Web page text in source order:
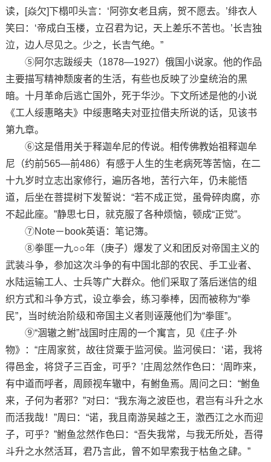
读，[焱欠]下榻叩头言：‘阿弥女老且病，贺不愿去。’绯衣人
笑曰：‘帝成白玉楼，立召君为记，天上差乐不苦也。’长吉独
泣，边人尽见之。少之，长吉气绝。”
⑤阿尔志跋绥夫（1878—1927）俄国小说家。他的作品
主要描写精神颓废者的生活，有些也反映了沙皇统治的黑
暗。十月革命后逃亡国外，死于华沙。下文所述是他的小说
《工人绥惠略夫》中绥惠略夫对亚拉借夫所说的话，见该书
第九章。
⑥这是借用关于释迦牟尼的传说。相传佛教始祖释迦牟
尼（约前565—前486）有感于人生的生老病死等苦恼，在二
十九岁时立志出家修行，遍历各地，苦行六年，仍未能悟
道，后坐在菩提树下发誓说：“若不成正觉，虽骨碎肉腐，亦
不起此座。”静思七日，就克服了各种烦恼，顿成“正觉”。
⑦Note－book英语：笔记簿。
⑧拳匪一九○○年（庚子）爆发了义和团反对帝国主义的
武装斗争，参加这次斗争的有中国北部的农民、手工业者、
水陆运输工人、士兵等广大群众。他们采取了落后迷信的组
织方式和斗争方式，设立拳会，练习拳棒，因而被称为“拳
民”，当时统治阶级和帝国主义者则诬蔑他们为“拳匪”。
⑨“涸辙之鲋”战国时庄周的一个寓言，见《庄子·外
物》：“庄周家贫，故往贷粟于监河侯。监河侯曰：‘诺，我将
得邑金，将贷子三百金，可乎？’庄周忿然作色曰：‘周昨来，
有中道而呼者，周顾视车辙中，有鲋鱼焉。周问之曰：“鲋鱼
来，子何为者邪？”对曰：“我东海之波臣也，君岂有斗升之水
而活我哉！”周曰：“诺，我且南游吴越之王，激西江之水而迎
子，可乎？”鲋鱼忿然作色曰：“吾失我常，与我无所处，吾得
斗升之水然活耳，君乃言此，曾不如早索我于枯鱼之肆。”